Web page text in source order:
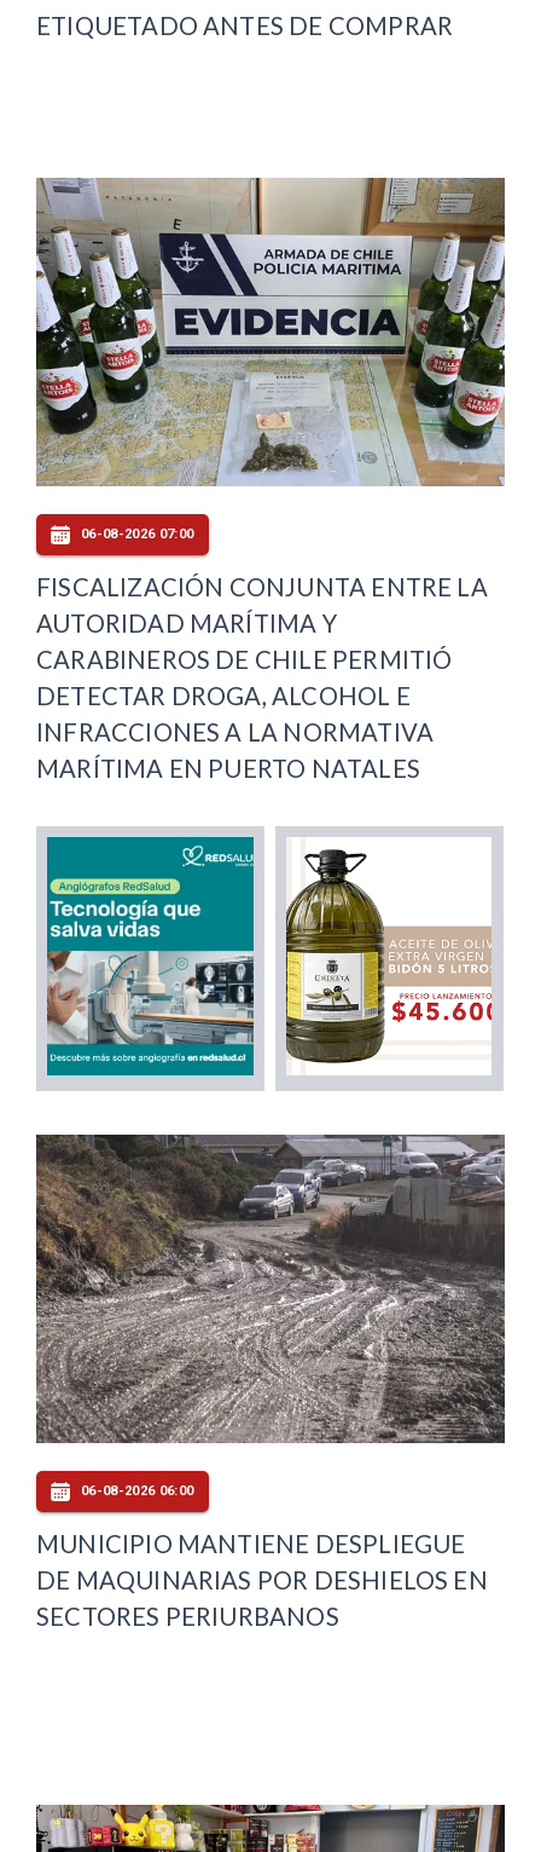
ETIQUETADO ANTES DE COMPRAR
06-08-2026 07:00
FISCALIZACIÓN CONJUNTA ENTRE LA
AUTORIDAD MARÍTIMA Y
CARABINEROS DE CHILE PERMITIÓ
DETECTAR DROGA, ALCOHOL E
INFRACCIONES A LA NORMATIVA
MARÍTIMA EN PUERTO NATALES
06-08-2026 06:00
MUNICIPIO MANTIENE DESPLIEGUE
DE MAQUINARIAS POR DESHIELOS EN
SECTORES PERIURBANOS